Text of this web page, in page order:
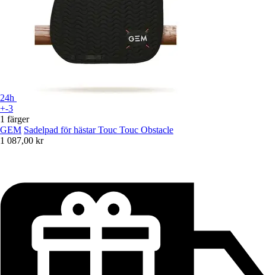
24h
+-3
1 färger
GEM Sadelpad för hästar Touc Touc Obstacle
1 087,00 kr